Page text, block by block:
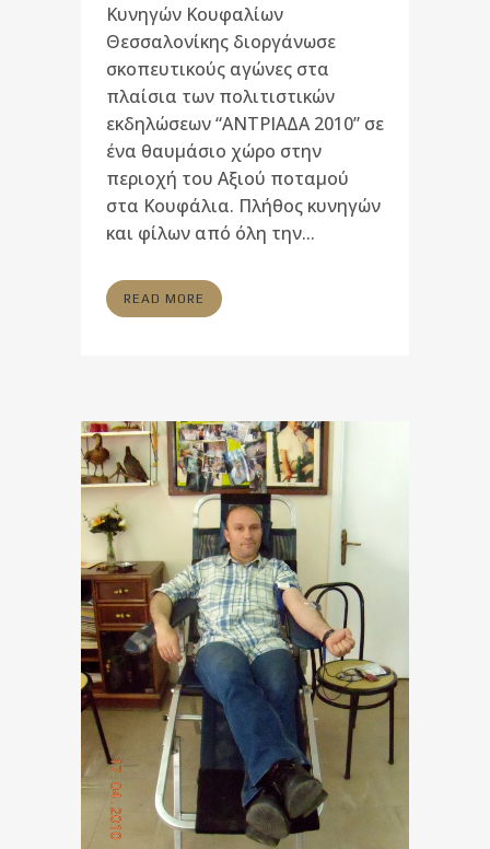
Κυνηγών Κουφαλίων
Θεσσαλονίκης διοργάνωσε
σκοπευτικούς αγώνες στα
πλαίσια των πολιτιστικών
εκδηλώσεων “ΑΝΤΡΙΑΔΑ 2010” σε
ένα θαυμάσιο χώρο στην
περιοχή του Αξιού ποταμού
στα Κουφάλια. Πλήθος κυνηγών
και φίλων από όλη την...
READ MORE